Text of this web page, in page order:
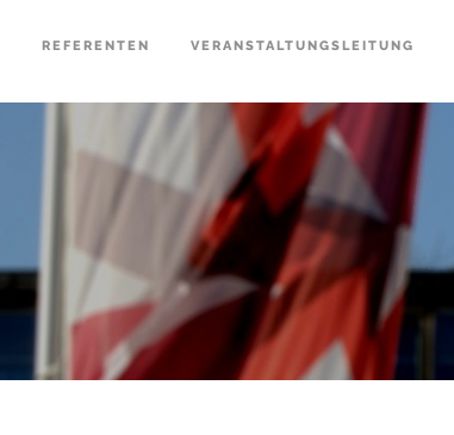
REFERENTEN VERANSTALTUNGSLEITUNG